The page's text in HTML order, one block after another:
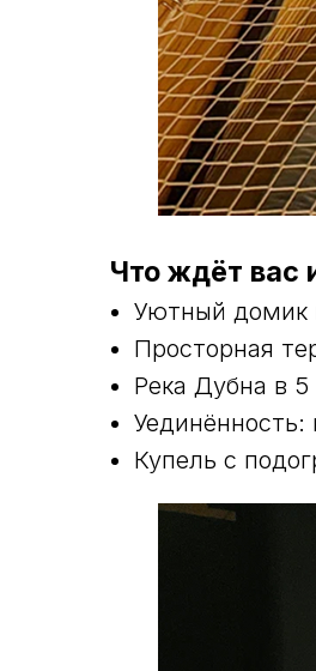
Что ждёт вас
Уютный домик
Просторная
Река Дубна в
Купель с